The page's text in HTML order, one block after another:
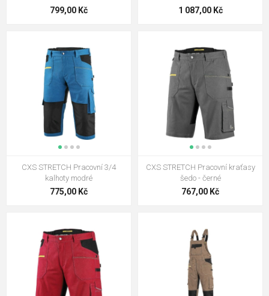
799,00 Kč 1 087,00 Kč
CXS STRETCH Pracovní 3/4
kalhoty modré
775,00 Kč
CXS STRETCH Pracovní kraťasy
šedo - černé
767,00 Kč